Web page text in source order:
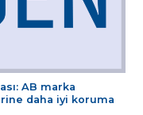
AB marka
daha iyi koruma